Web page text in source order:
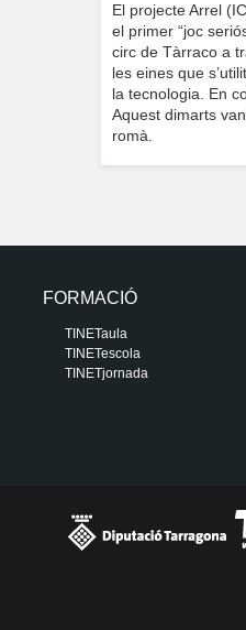
El projecte Arrel
el primer “joc
circ de Tàrraco a
les eines que
la tecnologia. En
Aquest dimarts
romà.
FORMACIÓ
TINETaula
TINETescola
TINETjornada